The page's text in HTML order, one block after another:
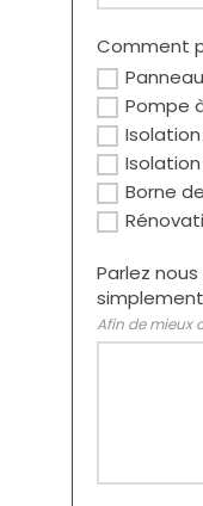
Comment
Pompe
Borne
Parlez
simplement
Afin de mieux